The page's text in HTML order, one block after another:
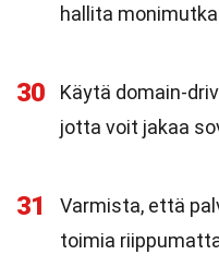
hallita
30
Käytä domain-
jotta voit jakaa
31
Varmista, että
toimia